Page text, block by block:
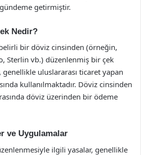
getirmiştir.
Nedir?
bir döviz cinsinden (örneğin,
Sterlin vb.) düzenlenmiş bir çek
uluslararası ticaret yapan
kullanılmaktadır. Döviz cinsinden
döviz üzerinden bir ödeme
ve Uygulamalar
ilgili yasalar, genellikle